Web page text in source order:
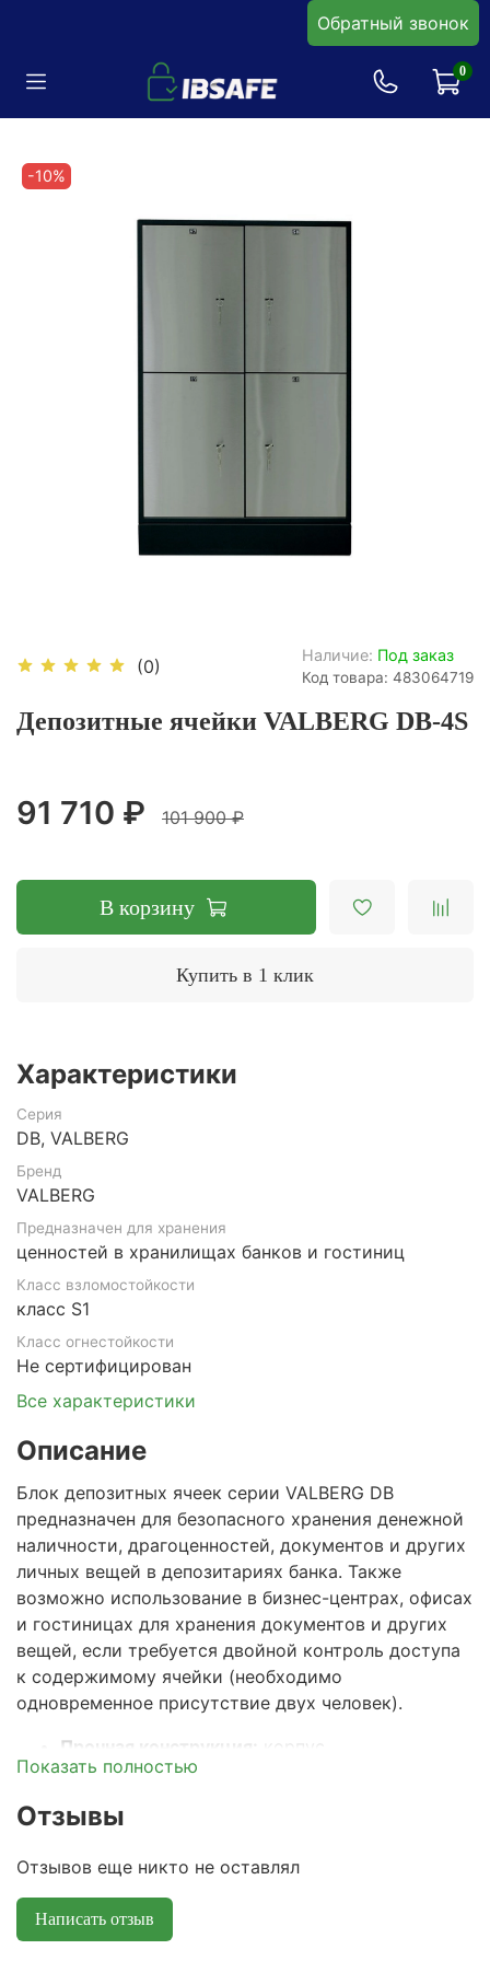
Обратный звонок
0
-10%
(0)
Наличие: Под заказ
Код товара: 483064719
Депозитные ячейки VALBERG DB-4S
91 710 ₽ 101 900 ₽
В корзину
Купить в 1 клик
Характеристики
Серия
DB, VALBERG
Бренд
VALBERG
Предназначен для хранения
ценностей в хранилищах банков и гостиниц
Класс взломостойкости
класс S1
Класс огнестойкости
Не сертифицирован
Все характеристики
Описание
Блок депозитных ячеек серии VALBERG DB
предназначен для безопасного хранения денежной
наличности, драгоценностей, документов и других
личных вещей в депозитариях банка. Также
возможно использование в бизнес-центрах, офисах
и гостиницах для хранения документов и других
вещей, если требуется двойной контроль доступа
к содержимому ячейки (необходимо
одновременное присутствие двух человек).
Прочная конструкция:
изготавливается из стали толщиной 2 мм, а
Современный депозитный замок:
замком DORMAKABA (Германия) с одной
скважиной для ввода ключа и функцией
двойного контроля доступа (банковский ключ
Показать полностью
Отзывы
Отзывов еще никто не оставлял
Написать отзыв